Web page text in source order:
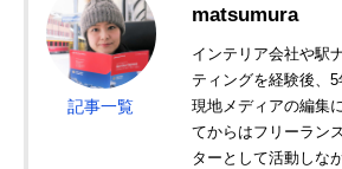
記事一覧
matsumura
インテリア会社や駅
ティングを経験後、
現地メディアの編集
てからはフリーラン
ターとして活動しな